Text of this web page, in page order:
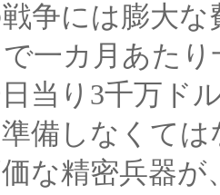
争には膨大な
一カ月あた
当り3千万ド
備しなくて
な精密兵器